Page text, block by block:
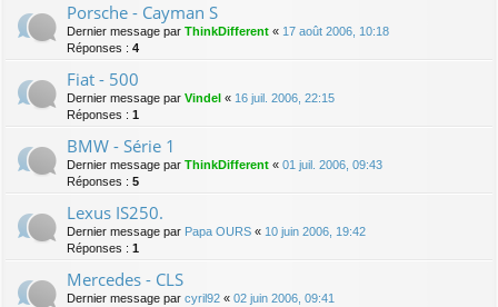
Porsche - Cayman S
Dernier message par ThinkDifferent « 17 août 2006, 10:18
Réponses : 4
Fiat - 500
Dernier message par Vindel « 16 juil. 2006, 22:15
Réponses : 1
BMW - Série 1
Dernier message par ThinkDifferent « 01 juil. 2006, 09:43
Réponses : 5
Lexus IS250.
Dernier message par Papa OURS « 10 juin 2006, 19:42
Réponses : 1
Mercedes - CLS
Dernier message par cyril92 « 02 juin 2006, 09:41